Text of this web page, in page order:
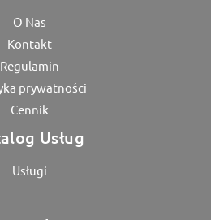
O Nas
Kontakt
Regulamin
prywatności
Cennik
Usług
Usługi